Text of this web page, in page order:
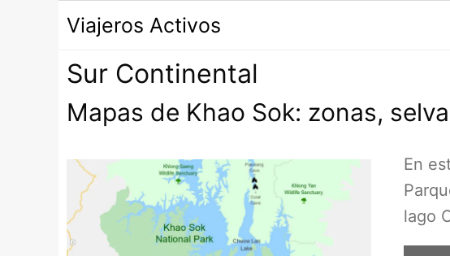
contenido
Viajeros Activos
Sur Continental
Mapas de Khao Sok: zonas,
En
lago